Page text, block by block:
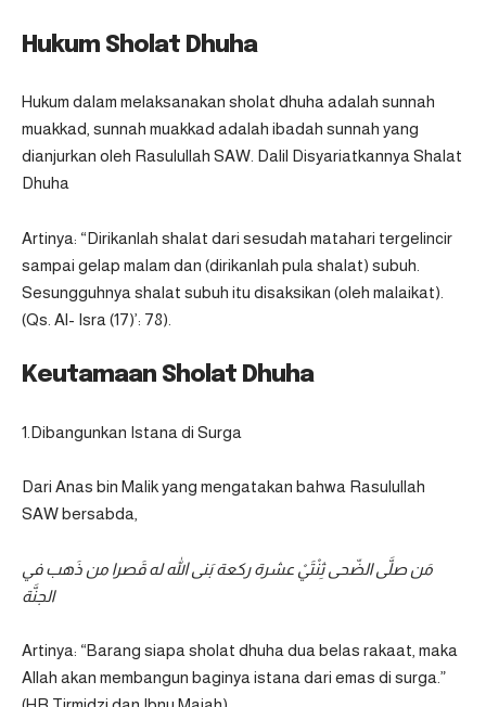
Hukum Sholat Dhuha
Hukum dalam melaksanakan sholat dhuha adalah sunnah
muakkad, sunnah muakkad adalah ibadah sunnah yang
dianjurkan oleh Rasulullah SAW. Dalil Disyariatkannya Shalat
Dhuha
Artinya: “Dirikanlah shalat dari sesudah matahari tergelincir
sampai gelap malam dan (dirikanlah pula shalat) subuh.
Sesungguhnya shalat subuh itu disaksikan (oleh malaikat).
(Qs. Al- Isra (17)’: 78).
Keutamaan Sholat Dhuha
1.Dibangunkan Istana di Surga
Dari Anas bin Malik yang mengatakan bahwa Rasulullah
SAW bersabda,
مَن صلَّى الضّحى ثِنْتَيْ عشرة ركعة بَنى الله له قَصرا من ذَهب في
الجنَّة
Artinya: “Barang siapa sholat dhuha dua belas rakaat, maka
Allah akan membangun baginya istana dari emas di surga.”